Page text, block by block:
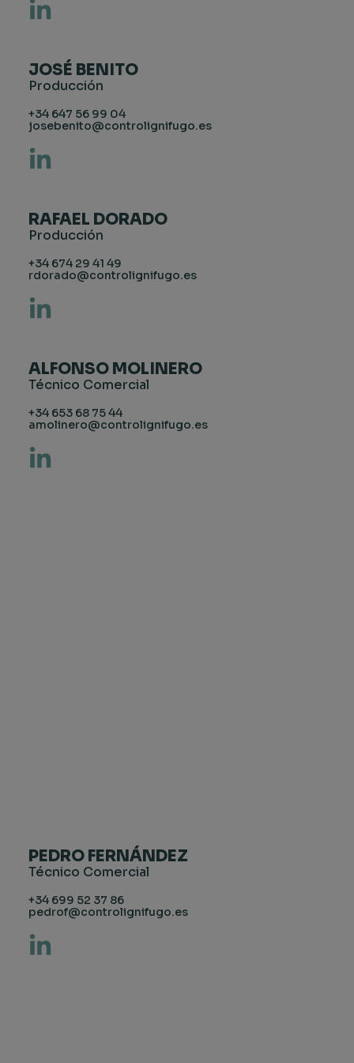
JOSÉ BENITO
Producción
+34 647 56 99 04
josebenito@controlignifugo.es
RAFAEL DORADO
Producción
+34 674 29 41 49
rdorado@controlignifugo.es
ALFONSO MOLINERO
Técnico Comercial
+34 653 68 75 44
amolinero@controlignifugo.es
PEDRO FERNÁNDEZ
Técnico Comercial
+34 699 52 37 86
pedrof@controlignifugo.es